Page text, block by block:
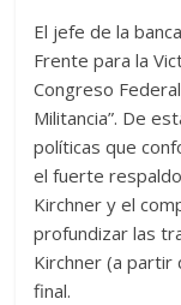
El jefe de la
Frente para la
Congreso
Militancia”. De
políticas que
el fuerte
Kirchner y el
profundizar las
Kirchner (a partir
final.